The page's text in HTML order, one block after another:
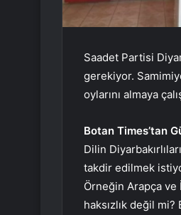
Saadet Partisi
gerekiyor.
oylarını almaya
Botan Times’tan
Dilin
takdir edilmek
Örneğin Arapça ve
haksızlık değil